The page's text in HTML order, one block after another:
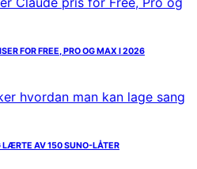
FOR FREE, PRO OG MAX I 2026
LÆRTE AV 150 SUNO-LÅTER